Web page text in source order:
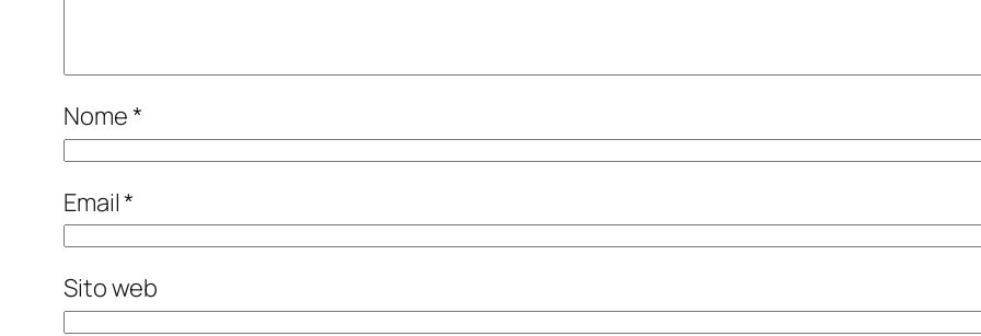
Nome*
Email*
Sito web